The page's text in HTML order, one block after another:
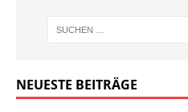
NEUESTE BEITRÄGE